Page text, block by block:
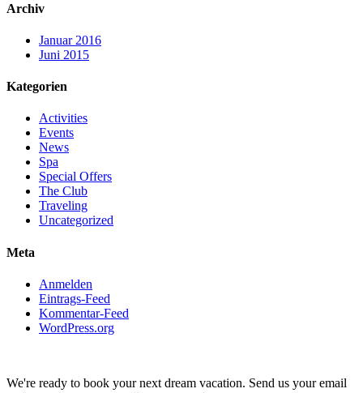
Archiv
Januar 2016
Juni 2015
Kategorien
Activities
Events
News
Spa
Special Offers
The Club
Traveling
Uncategorized
Meta
Anmelden
Eintrags-Feed
Kommentar-Feed
WordPress.org
We're ready to book your next dream vacation. Send us your email